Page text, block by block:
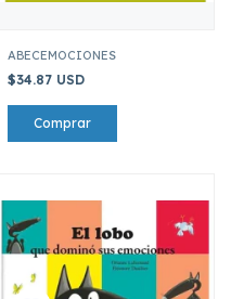
ABECEMOCIONES
$34.87 USD